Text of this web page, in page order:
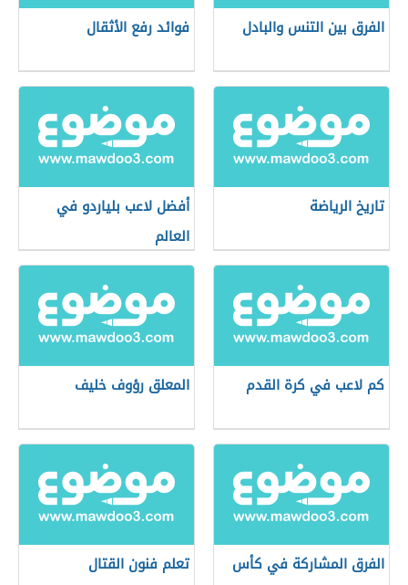
الفرق بين التنس والبادل فوائد رفع الأثقال
تاريخ الرياضة
أفضل لاعب بلياردو في
العالم
كم لاعب في كرة القدم المعلق رؤوف خليف
الفرق المشاركة في كأس
تعلم فنون القتال